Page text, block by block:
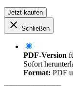
Jetzt kaufen
Schließen
PDF-Version
Sofort
Format: PDF